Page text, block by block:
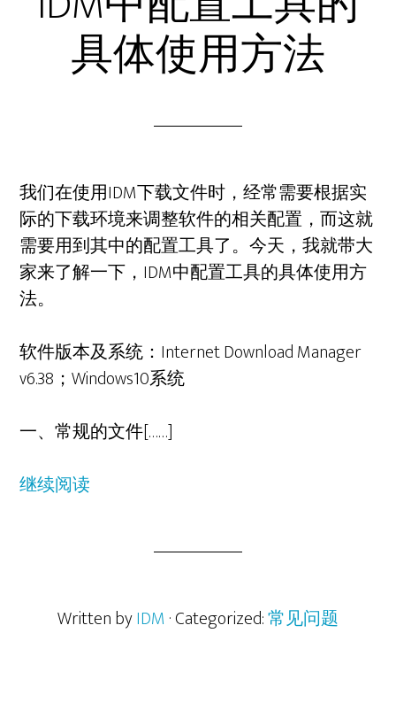
具体使用方法
我们在使用IDM下载文件时，经常需要根据实
际的下载环境来调整软件的相关配置，而这就
需要用到其中的配置工具了。今天，我就带大
家来了解一下，IDM中配置工具的具体使用方
法。
软件版本及系统：Internet Download Manager
v6.38；Windows10系统
一、常规的文件[……]
继续阅读
Written byIDM · Categorized:常见问题